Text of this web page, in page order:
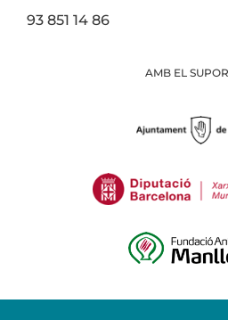
93 851 14 86
AMB EL